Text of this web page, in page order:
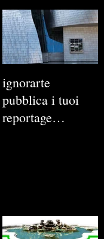
ignorarte
pubblica i tuoi
reportage